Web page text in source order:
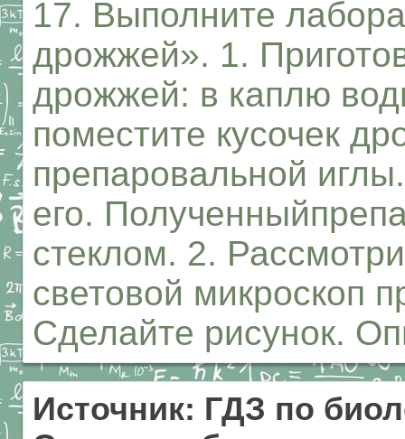
17. Выполните
дрожжей». 1.
дрожжей: в каплю
поместите кусочек
препаровальной
его.
стеклом. 2.
световой микроскоп
Сделайте рисунок.
Источник: ГДЗ по